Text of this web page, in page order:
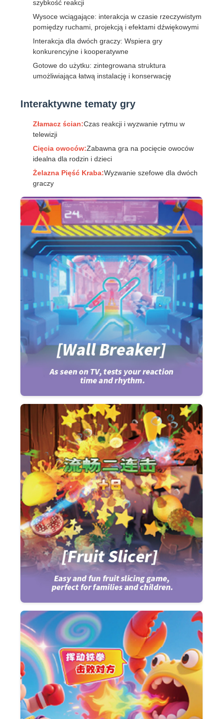
szybkość reakcji
Wysoce wciągające: interakcja w czasie rzeczywistym
pomiędzy ruchami, projekcją i efektami dźwiękowymi
Interakcja dla dwóch graczy: Wspiera gry
konkurencyjne i kooperatywne
Gotowe do użytku: zintegrowana struktura
umożliwiająca łatwą instalację i konserwację
Interaktywne tematy gry
Złamacz ścian:Czas reakcji i wyzwanie rytmu w
telewizji
Cięcia owoców:Zabawna gra na pocięcie owoców
idealna dla rodzin i dzieci
Żelazna Pięść Kraba:Wyzwanie szefowe dla dwóch
graczy